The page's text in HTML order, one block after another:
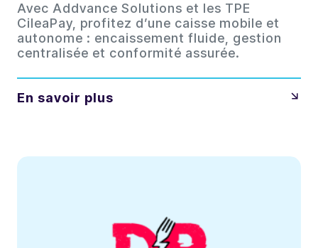
Avec Addvance Solutions et les TPE
CileaPay, profitez d’une caisse mobile et
autonome : encaissement fluide, gestion
centralisée et conformité assurée.
En savoir plus